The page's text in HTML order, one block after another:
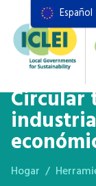
Recursos
Marco de
Circular
Hogar
Español